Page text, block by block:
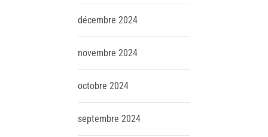
décembre 2024
novembre 2024
octobre 2024
septembre 2024